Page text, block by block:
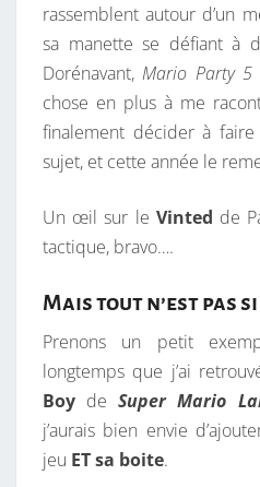
rassemblent autour d’un
sa manette se défiant à
Dorénavant,Mario Party 5
chose en plus à me
finalement décider à
sujet, et cette année le
Un œil sur le Vinted de
tactique, bravo….
Mais tout n’est pas
Prenons un petit
longtemps que j’ai
Boy deSuper Mario
j’aurais bien envie
jeu ETsa boite.